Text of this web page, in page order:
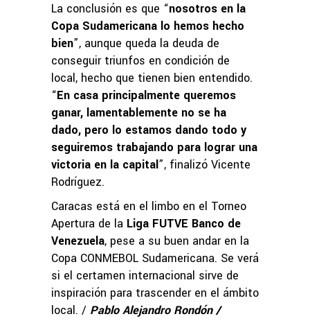
La conclusión es que “nosotros en la
Copa Sudamericana lo hemos hecho
bien”, aunque queda la deuda de
conseguir triunfos en condición de
local, hecho que tienen bien entendido.
“En casa principalmente queremos
ganar, lamentablemente no se ha
dado, pero lo estamos dando todo y
seguiremos trabajando para lograr una
victoria en la capital”, finalizó Vicente
Rodríguez.
Caracas está en el limbo en el Torneo
Apertura de la Liga FUTVE Banco de
Venezuela, pese a su buen andar en la
Copa CONMEBOL Sudamericana. Se verá
si el certamen internacional sirve de
inspiración para trascender en el ámbito
local. / Pablo Alejandro Rondón /